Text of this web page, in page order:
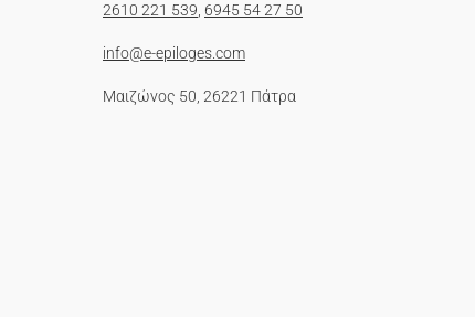
2610 221 539, 6945 54 27 50
info@e-epiloges.com
Μαιζώνος 50, 26221 Πάτρα